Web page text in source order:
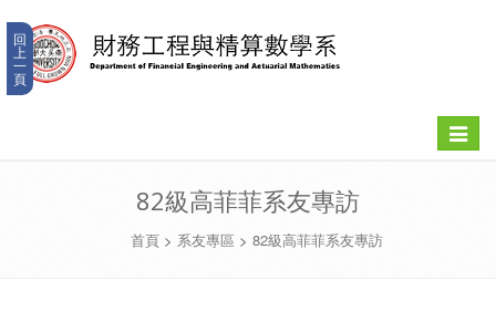
回
上
一
頁
Toggle
82級高菲菲系友專訪
首頁> 系友專區 > 82級高菲菲系友專訪